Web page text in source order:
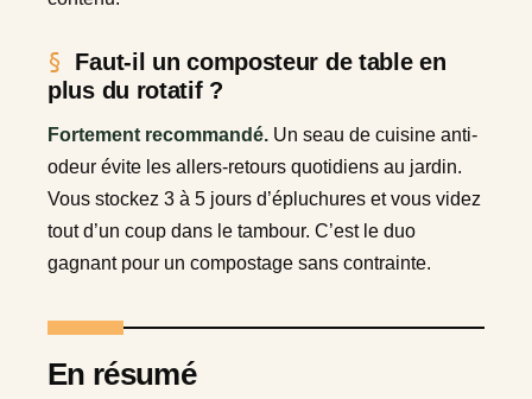
Faut-il un composteur de table en
plus du rotatif ?
Fortement recommandé. Un seau de cuisine anti-
odeur évite les allers-retours quotidiens au jardin.
Vous stockez 3 à 5 jours d’épluchures et vous videz
tout d’un coup dans le tambour. C’est le duo
gagnant pour un compostage sans contrainte.
En résumé